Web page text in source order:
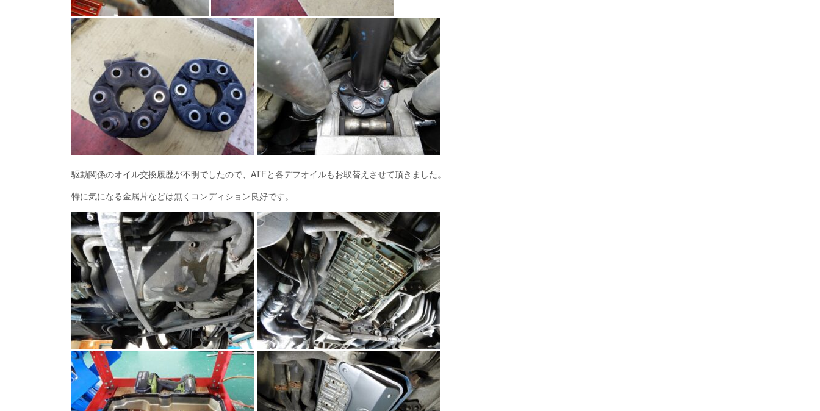
駆動関係のオイル交換履歴が不明でしたので、ATFと各デフオイルもお取替えさせて頂きました。
特に気になる金属片などは無くコンディション良好です。